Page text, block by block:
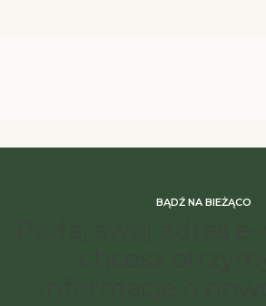
BĄDŹ NA BIEŻĄCO